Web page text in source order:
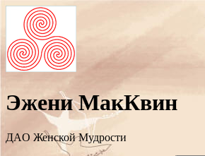
Эжени МакКвин
ДAO Женской Мудрости